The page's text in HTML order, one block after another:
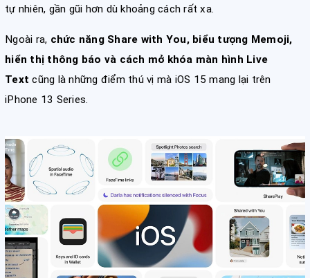
tự nhiên, gần gũi hơn dù khoảng cách rất xa.
Ngoài ra, chức năng Share with You, biểu tượng Memoji,
hiển thị thông báo và cách mở khóa màn hình Live
Text cũng là những điểm thú vị mà iOS 15 mang lại trên
iPhone 13 Series.